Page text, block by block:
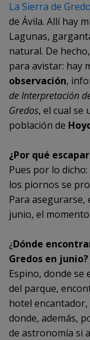
La Sierra de
de Ávila. Allí hay
Lagunas,
natural. De
para avistar: hay
observación,
de Interpretación
Gredos, el cual se
población de
¿Por qué
Pues por lo
los piornos se
Para asegurarse,
junio, el
¿Dónde
Gredos en junio?
Espino, donde
del parque,
hotel encantador,
donde, además,
de astronomía si